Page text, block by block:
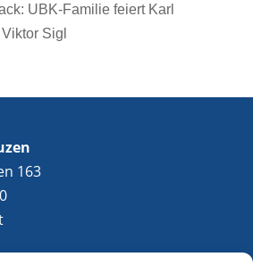
UBK-Familie feiert Karl
Sigl
163